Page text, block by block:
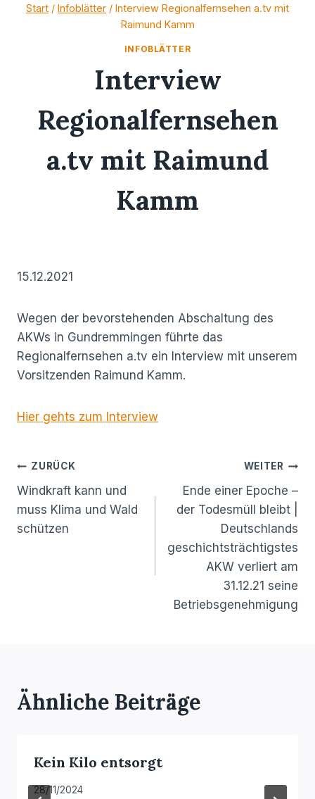
Start / Infoblätter / Interview Regionalfernsehen a.tv mit
Raimund Kamm
INFOBLÄTTER
Interview
Regionalfernsehen
a.tv mit Raimund
Kamm
15.12.2021
Wegen der bevorstehenden Abschaltung des
AKWs in Gundremmingen führte das
Regionalfernsehen a.tv ein Interview mit unserem
Vorsitzenden Raimund Kamm.
Hier gehts zum Interview
Beitragsnavigation
ZURÜCK
Windkraft kann und
muss Klima und Wald
schützen
WEITER
Ende einer Epoche –
der Todesmüll bleibt |
Deutschlands
geschichtsträchtigstes
AKW verliert am
31.12.21 seine
Betriebsgenehmigung
Ähnliche Beiträge
Kein Kilo entsorgt
28/11/2024